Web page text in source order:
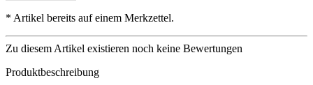
* Artikel bereits auf einem Merkzettel.
Zu diesem Artikel existieren noch keine Bewertungen
Produktbeschreibung